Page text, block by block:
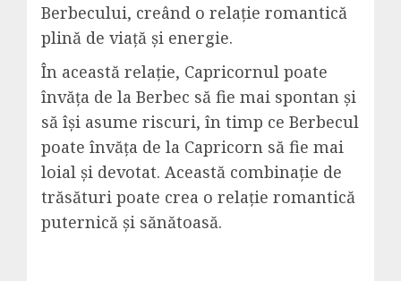
Berbecului, creând o relație romantică
plină de viață și energie.
În această relație, Capricornul poate
învăța de la Berbec să fie mai spontan și
să își asume riscuri, în timp ce Berbecul
poate învăța de la Capricorn să fie mai
loial și devotat. Această combinație de
trăsături poate crea o relație romantică
puternică și sănătoasă.